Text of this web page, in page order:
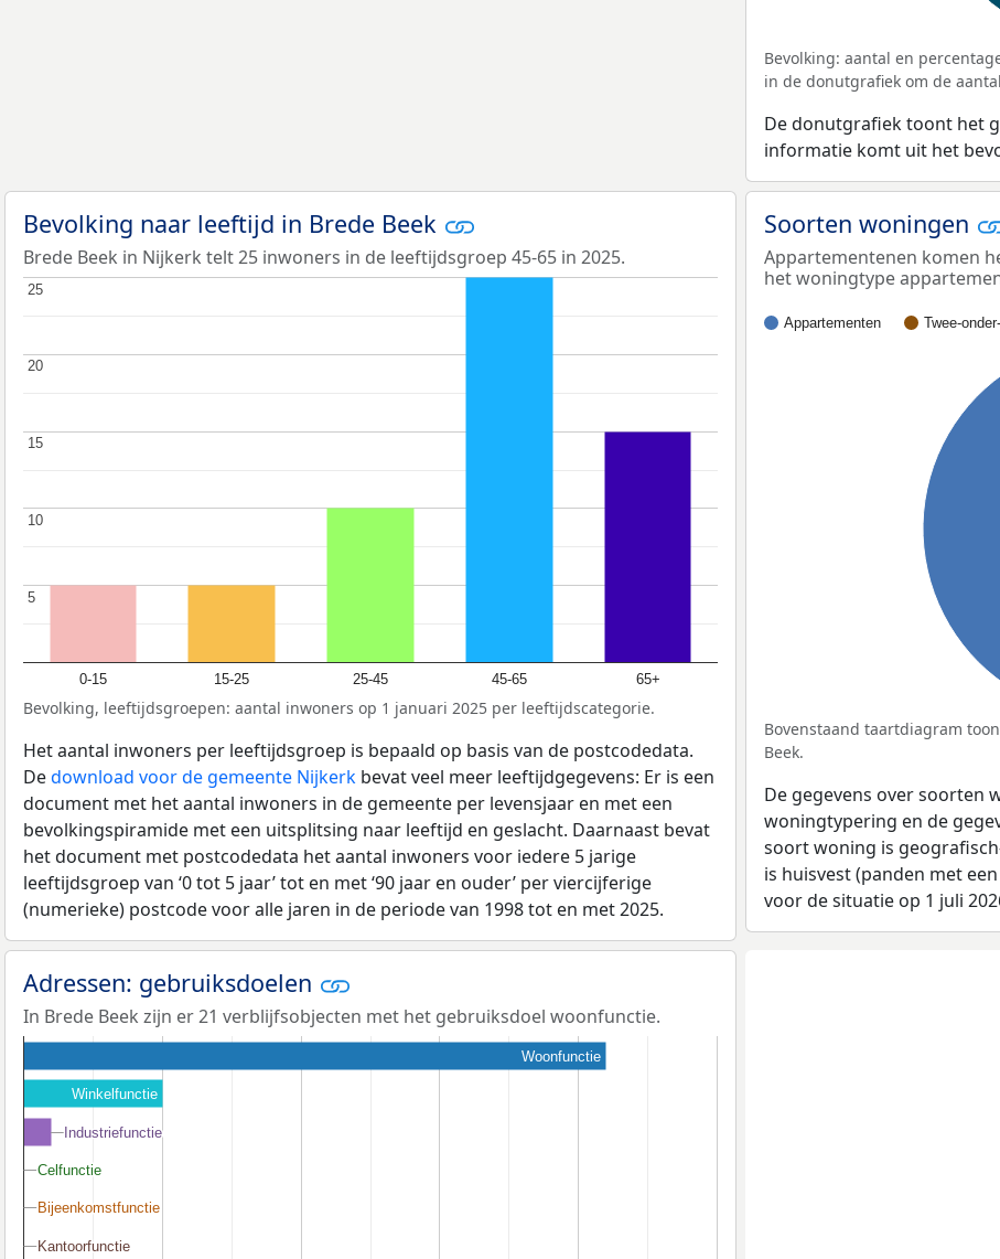
Bevolking: aantal en
in de donutgrafiek om de
De donutgrafiek toont het
informatie komt uit het
Bevolking naar leeftijd in Brede Beek
Brede Beek in Nijkerk telt 25 inwoners in de leeftijdsgroep 45-65 in 2025.
0-15 15-25 25-45 45-65 65+
5
5
10
10
15
15
20
20
25
25
Bevolking, leeftijdsgroepen: aantal inwoners op 1 januari 2025 per leeftijdscategorie.
Het aantal inwoners per leeftijdsgroep is bepaald op basis van de postcodedata.
Dedownload voor de gemeente Nijkerk bevat veel meer leeftijdgegevens: Er is een
document met het aantal inwoners in de gemeente per levensjaar en met een
bevolkingspiramide met een uitsplitsing naar leeftijd en geslacht. Daarnaast bevat
het document met postcodedata het aantal inwoners voor iedere 5 jarige
leeftijdsgroep van ‘0 tot 5 jaar’ tot en met ‘90 jaar en ouder’ per viercijferige
(numerieke) postcode voor alle jaren in de periode van 1998 tot en met 2025.
Soorten woningen
Appartementenen komen
het woningtype
Appartementen Twee-
Bovenstaand taartdiagram
Beek.
De gegevens over soorten
woningtypering en de
soort woning is
is huisvest (panden met
voor de situatie op 1 juli
Adressen: gebruiksdoelen
In Brede Beek zijn er 21 verblijfsobjecten met het gebruiksdoel woonfunctie.
Woonfunctie
Winkelfunctie
Industriefunctie
Industriefunctie
Celfunctie
Celfunctie
Bijeenkomstfunctie
Bijeenkomstfunctie
Kantoorfunctie
Kantoorfunctie